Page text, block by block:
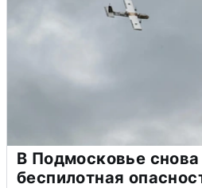
В Подмосковье
беспилотная